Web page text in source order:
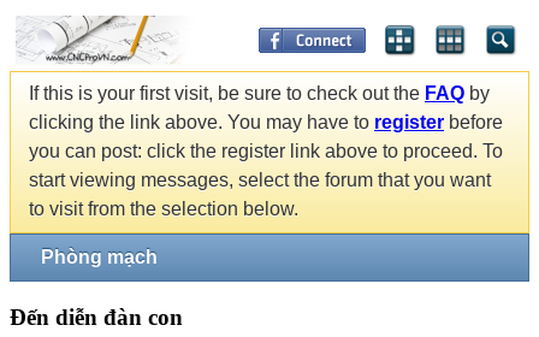
If this is your first visit, be sure to check out the FAQ by
clicking the link above. You may have to register before
you can post: click the register link above to proceed. To
start viewing messages, select the forum that you want
to visit from the selection below.
Phòng mạch
Đến diễn đàn con